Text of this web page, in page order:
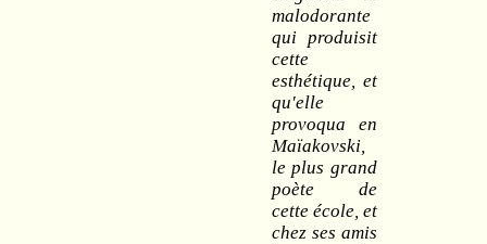
malodorante
qui produisit
cette
esthétique, et
qu'elle
provoqua en
Maïakovski,
le plus grand
poète de
cette école, et
chez ses amis